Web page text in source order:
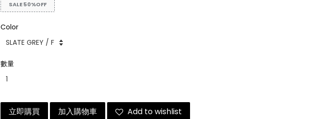
SALE 50%OFF
Color
數量
立即購買 加入購物車 Add to wishlist